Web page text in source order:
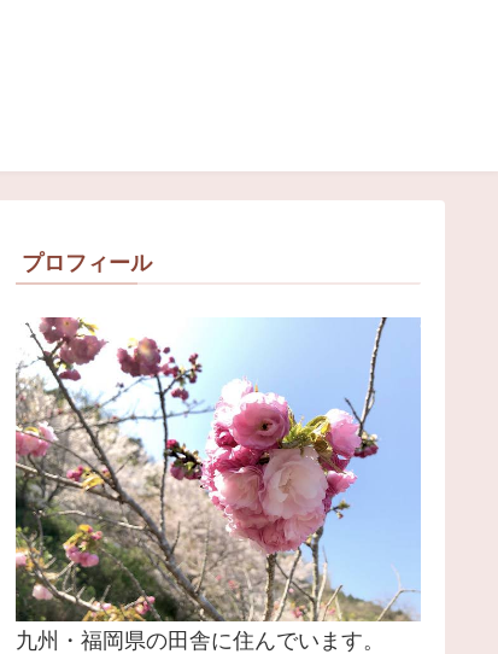
プロフィール
九州・福岡県の田舎に住んでいます。